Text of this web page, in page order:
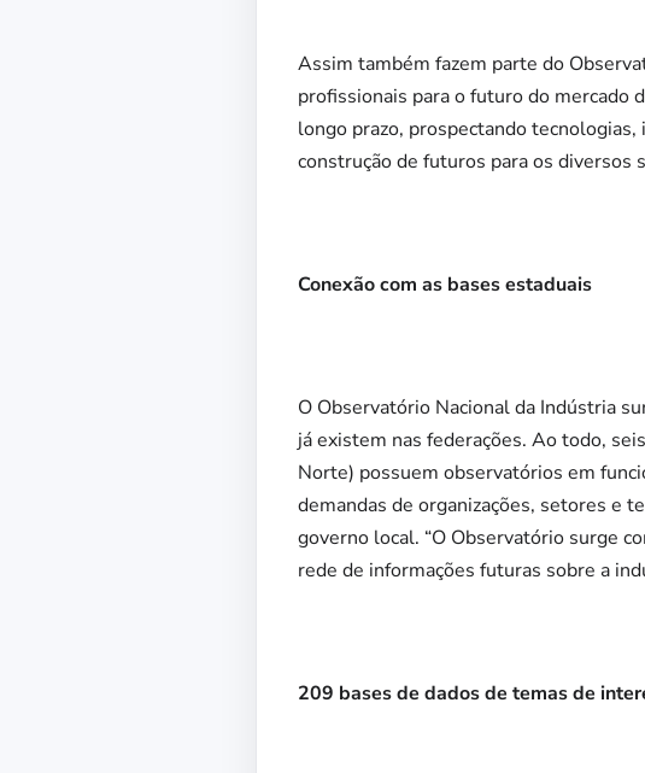
Assim também fazem parte do
profissionais para o futuro do mercado
longo prazo, prospectando
construção de futuros para os diversos
Conexão com as bases estaduais
O Observatório Nacional da Indústria
já existem nas federações. Ao todo,
Norte) possuem observatórios em
demandas de organizações, setores e
governo local. “O Observatório surge
rede de informações futuras sobre a
209 bases de dados de temas de